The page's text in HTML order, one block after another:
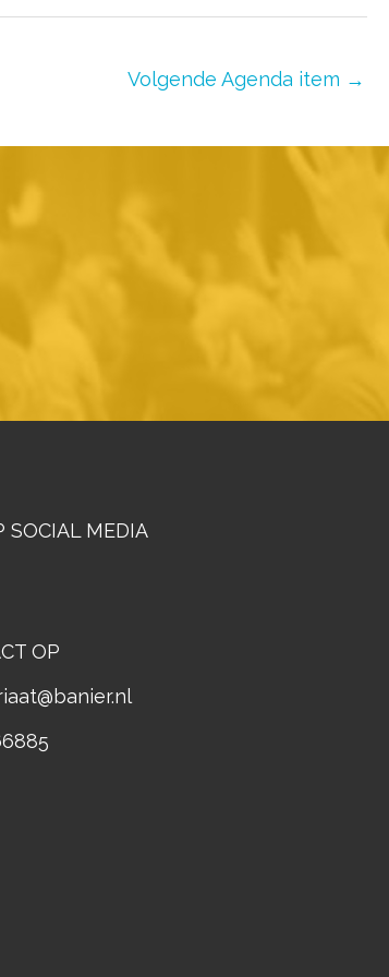
Volgende Agenda item →
SOCIAL MEDIA
OP